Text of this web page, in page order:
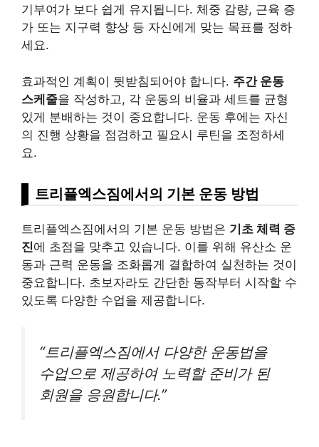
기부여가 보다 쉽게 유지됩니다. 체중 감량, 근육 증
가 또는 지구력 향상 등 자신에게 맞는 목표를 정하
세요.
효과적인 계획이 뒷받침되어야 합니다. 주간 운동
스케줄을 작성하고, 각 운동의 비율과 세트를 균형
있게 분배하는 것이 중요합니다. 운동 후에는 자신
의 진행 상황을 점검하고 필요시 루틴을 조정하세
요.
트리플엑스짐에서의 기본 운동 방법
트리플엑스짐에서의 기본 운동 방법은 기초 체력 증
진에 초점을 맞추고 있습니다. 이를 위해 유산소 운
동과 근력 운동을 조화롭게 결합하여 실천하는 것이
중요합니다. 초보자라도 간단한 동작부터 시작할 수
있도록 다양한 수업을 제공합니다.
“트리플엑스짐에서 다양한 운동법을
수업으로 제공하여 노력할 준비가 된
회원을 응원합니다.”